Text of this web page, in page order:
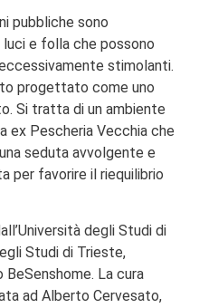
pubbliche sono
e folla che possono
stimolanti.
progettato come uno
Si tratta di un ambiente
ex Pescheria Vecchia che
seduta avvolgente e
per favorire il riequilibrio
degli Studi di
Studi di Trieste,
La cura
ad Alberto Cervesato,